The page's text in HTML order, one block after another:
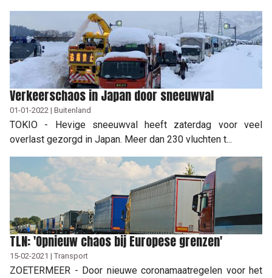
Verkeerschaos in Japan door sneeuwval
01-01-2022 | Buitenland
TOKIO - Hevige sneeuwval heeft zaterdag voor veel
overlast gezorgd in Japan. Meer dan 230 vluchten t...
TLN: 'Opnieuw chaos bij Europese grenzen'
15-02-2021 | Transport
ZOETERMEER - Door nieuwe coronamaatregelen voor het